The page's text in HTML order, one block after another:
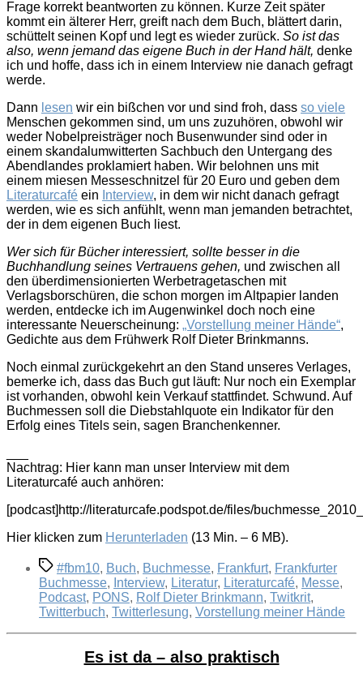
Frage korrekt beantworten zu können. Kurze Zeit später
kommt ein älterer Herr, greift nach dem Buch, blättert darin,
schüttelt seinen Kopf und legt es wieder zurück. So ist das
also, wenn jemand das eigene Buch in der Hand hält, denke
ich und hoffe, dass ich in einem Interview nie danach gefragt
werde.
Dann lesen wir ein bißchen vor und sind froh, dass so viele
Menschen gekommen sind, um uns zuzuhören, obwohl wir
weder Nobelpreisträger noch Busenwunder sind oder in
einem skandalumwitterten Sachbuch den Untergang des
Abendlandes proklamiert haben. Wir belohnen uns mit
einem miesen Messeschnitzel für 20 Euro und geben dem
Literaturcafé ein Interview, in dem wir nicht danach gefragt
werden, wie es sich anfühlt, wenn man jemanden betrachtet,
der in dem eigenen Buch liest.
Wer sich für Bücher interessiert, sollte besser in die
Buchhandlung seines Vertrauens gehen, und zwischen all
den überdimensionierten Werbetragetaschen mit
Verlagsborschüren, die schon morgen im Altpapier landen
werden, entdecke ich im Augenwinkel doch noch eine
interessante Neuerscheinung: „Vorstellung meiner Hände“,
Gedichte aus dem Frühwerk Rolf Dieter Brinkmanns.
Noch einmal zurückgekehrt an den Stand unseres Verlages,
bemerke ich, dass das Buch gut läuft: Nur noch ein Exemplar
ist vorhanden, obwohl kein Verkauf stattfindet. Schwund. Auf
Buchmessen soll die Diebstahlquote ein Indikator für den
Erfolg eines Titels sein, sagen Branchenkenner.
Nachtrag: Hier kann man unser Interview mit dem
Literaturcafé auch anhören:
[podcast]http://literaturcafe.podspot.de/files/
Hier klicken zum Herunterladen (13 Min. – 6 MB).
Schlagwörter
#fbm10, Buch, Buchmesse, Frankfurt, Frankfurter
Buchmesse, Interview, Literatur, Literaturcafé, Messe,
Podcast, PONS, Rolf Dieter Brinkmann, Twitkrit,
Twitterbuch, Twitterlesung, Vorstellung meiner Hände
Es ist da – also praktisch